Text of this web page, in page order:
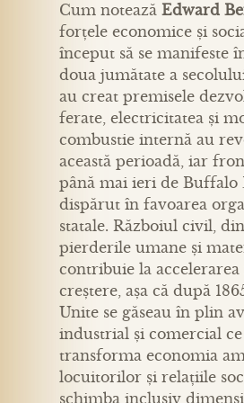
Cum notează Edward
forțele economice și
început să se manifeste
doua jumătate a
au creat premisele
ferate, electricitatea și
combustie internă au
această perioadă, iar
până mai ieri de Buffalo
dispărut în favoarea
statale. Războiul civil,
pierderile umane și
contribuie la
creștere, așa că după
Unite se găseau în plin
industrial și comercial
transforma economia
locuitorilor și relațiile
schimba inclusiv